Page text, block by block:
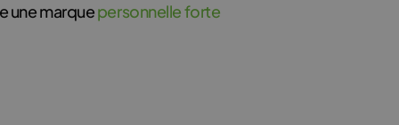
une marquepersonnelle forte